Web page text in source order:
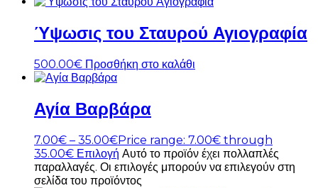
Ύψωσις του Σταυρού Αγιογραφία
500.00€ Προσθήκη στο καλάθι
Αγία Βαρβάρα
7.00€ – 35.00€Price range: 7.00€ through
35.00€ Επιλογή Αυτό το προϊόν έχει πολλαπλές
παραλλαγές. Οι επιλογές μπορούν να επιλεγούν στη
σελίδα του προϊόντος